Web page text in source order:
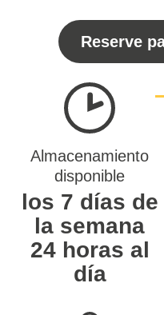
Reserve
Almacenamiento
disponible
los 7 días de
la semana
24 horas al
día